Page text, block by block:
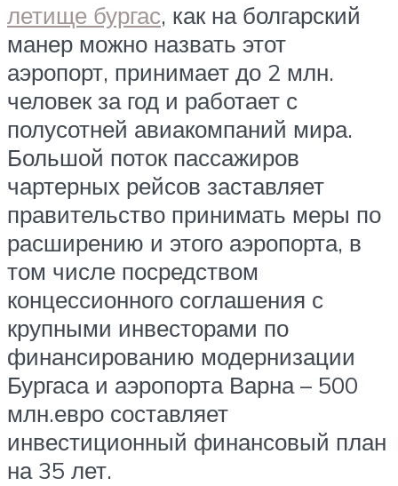
летище бургас, как на болгарский
манер можно назвать этот
аэропорт, принимает до 2 млн.
человек за год и работает с
полусотней авиакомпаний мира.
Большой поток пассажиров
чартерных рейсов заставляет
правительство принимать меры по
расширению и этого аэропорта, в
том числе посредством
концессионного соглашения с
крупными инвесторами по
финансированию модернизации
Бургаса и аэропорта Варна – 500
млн.евро составляет
инвестиционный финансовый план
на 35 лет.